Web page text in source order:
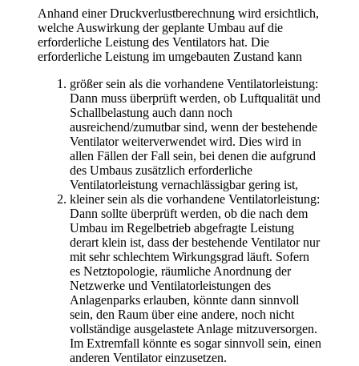
Anhand einer Druckverlustberechnung wird ersichtlich,
welche Auswirkung der geplante Umbau auf die
erforderliche Leistung des Ventilators hat. Die
erforderliche Leistung im umgebauten Zustand kann
größer sein als die vorhandene Ventilatorleistung:
Dann muss überprüft werden, ob Luftqualität und
Schallbelastung auch dann noch
ausreichend/zumutbar sind, wenn der bestehende
Ventilator weiterverwendet wird. Dies wird in
allen Fällen der Fall sein, bei denen die aufgrund
des Umbaus zusätzlich erforderliche
Ventilatorleistung vernachlässigbar gering ist,
kleiner sein als die vorhandene Ventilatorleistung:
Dann sollte überprüft werden, ob die nach dem
Umbau im Regelbetrieb abgefragte Leistung
derart klein ist, dass der bestehende Ventilator nur
mit sehr schlechtem Wirkungsgrad läuft. Sofern
es Netztopologie, räumliche Anordnung der
Netzwerke und Ventilatorleistungen des
Anlagenparks erlauben, könnte dann sinnvoll
sein, den Raum über eine andere, noch nicht
vollständige ausgelastete Anlage mitzuversorgen.
Im Extremfall könnte es sogar sinnvoll sein, einen
anderen Ventilator einzusetzen.